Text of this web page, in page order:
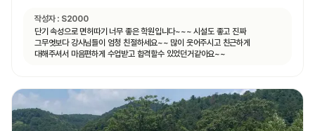
작성자 : S2000
단기 속성으로 면허따기 너무 좋은 학원입니다~~~ 시설도 좋고 진짜
그무엇보다 강사님들이 엄청 친절하세요~~ 많이 웃어주시고 친근하게
대해주셔서 마음편하게 수업받고 합격할수 있었던거같아요~~